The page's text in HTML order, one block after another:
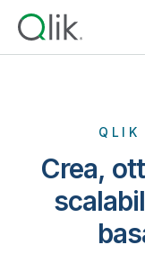
Perché Qlik
Trasforma i tuoi
Back
Integrazione
Back
QLIK
Crea,